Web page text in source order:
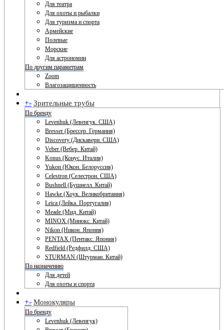
Для театра
Для охоты и рыбалки
Для туризма и спорта
Армейские
Полевые
Морские
Для астрономии
По другим параметрам
Zoom
Влагозащищенность
+- Зрительные трубы
По бренду
Levenhuk (Левенгук. США)
Bresser (Брессер. Германия)
Discovery (Дискавери. США)
Veber (Вебер. Китай)
Konus (Конус. Италия)
Yukon (Юкон. Белоруссия)
Celestron (Селестрон. США)
Bushnell (Бушнелл. Китай)
Hawke (Хоук. Великобритания)
Leica (Лейка. Португалия)
Meade (Мид. Китай)
MINOX (Минокс. Китай)
Nikon (Никон. Япония)
PENTAX (Пентакс. Япония)
Redfield (Редфилд. США)
STURMAN (Штурман. Китай)
По назначению
Для детей
Для охоты и спорта
+- Монокуляры
По бренду
Levenhuk (Левенгук)